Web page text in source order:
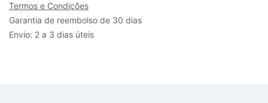
Termos e Condições
Garantia de reembolso de 30 dias
Envio: 2 a 3 dias úteis